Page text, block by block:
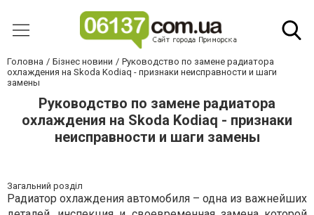
Головна Бізнес новини
Руководство по замене радиатора
охлаждения на Skoda Kodiaq - признаки неисправности и шаги
замены
Руководство по замене радиатора
охлаждения на Skoda Kodiaq - признаки
неисправности и шаги замены
Загальний розділ
Радиатор охлаждения автомобиля – одна из важнейших